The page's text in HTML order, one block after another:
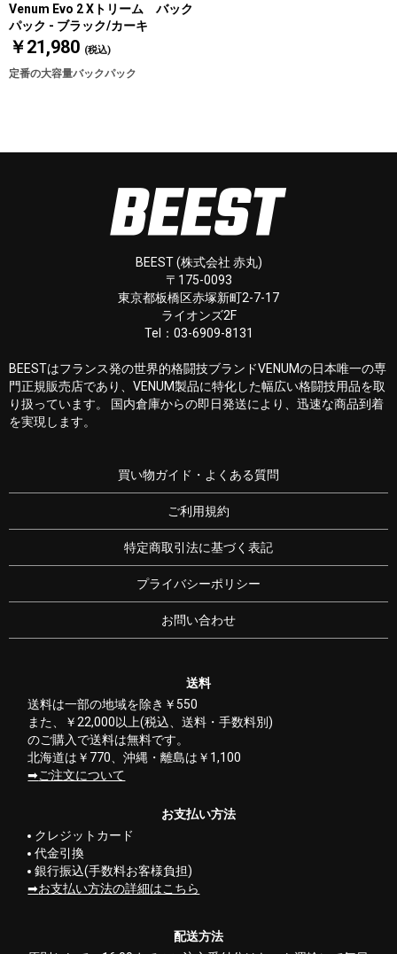
Venum Evo 2 Xトリーム バック
パック - ブラック/カーキ
￥21,980 (税込)
定番の大容量バックパック
BEEST (株式会社 赤丸)
〒175-0093
東京都板橋区赤塚新町2-7-17
ライオンズ2F
Tel：03-6909-8131
BEESTはフランス発の世界的格闘技ブランドVENUMの日本唯一の専
門正規販売店であり、VENUM製品に特化した幅広い格闘技用品を取
り扱っています。 国内倉庫からの即日発送により、迅速な商品到着
を実現します。
買い物ガイド・よくある質問
ご利用規約
特定商取引法に基づく表記
プライバシーポリシー
お問い合わせ
送料
送料は一部の地域を除き￥550
また、￥22,000以上(税込、送料・手数料別)
のご購入で送料は無料です。
北海道は￥770、沖縄・離島は￥1,100
ご注文について
お支払い方法
クレジットカード
代金引換
銀行振込(手数料お客様負担)
お支払い方法の詳細はこちら
配送方法